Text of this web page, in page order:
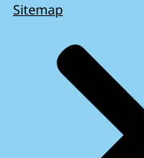
Sitemap